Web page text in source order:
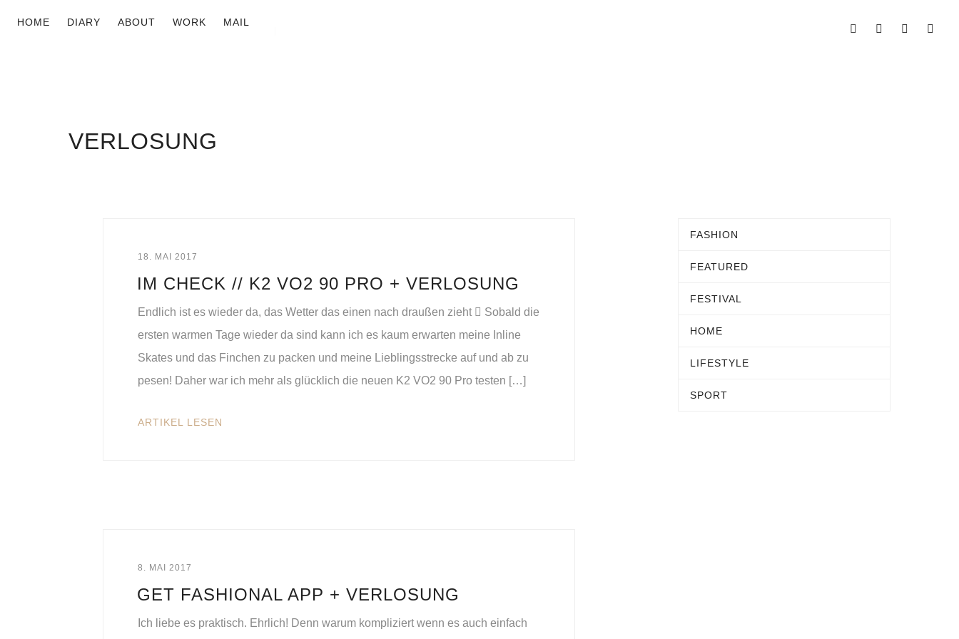
HOME DIARY ABOUT WORK MAIL
VERLOSUNG
18. MAI 2017
IM CHECK // K2 VO2 90 PRO + VERLOSUNG
Endlich ist es wieder da, das Wetter das einen nach draußen zieht  Sobald die
ersten warmen Tage wieder da sind kann ich es kaum erwarten meine Inline
Skates und das Finchen zu packen und meine Lieblingsstrecke auf und ab zu
pesen! Daher war ich mehr als glücklich die neuen K2 VO2 90 Pro testen […]
ARTIKEL LESEN
8. MAI 2017
GET FASHIONAL APP + VERLOSUNG
Ich liebe es praktisch. Ehrlich! Denn warum kompliziert wenn es auch einfach
FASHION
FEATURED
FESTIVAL
HOME
LIFESTYLE
SPORT